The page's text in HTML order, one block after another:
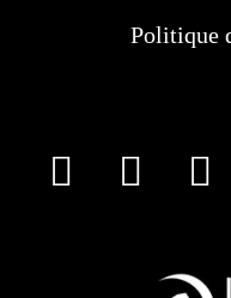
Politique